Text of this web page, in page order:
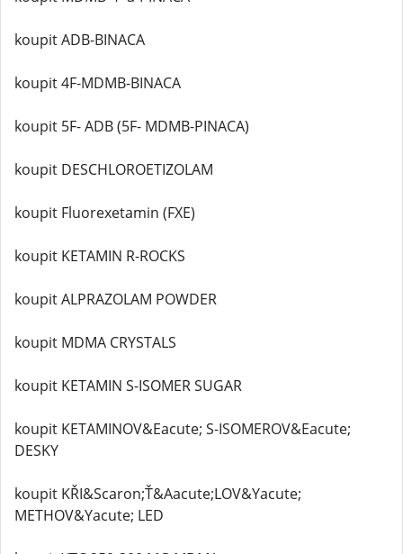
koupit ADB-BINACA
koupit 4F-MDMB-BINACA
koupit 5F- ADB (5F- MDMB-PINACA)
koupit DESCHLOROETIZOLAM
koupit Fluorexetamin (FXE)
koupit KETAMIN R-ROCKS
koupit ALPRAZOLAM POWDER
koupit MDMA CRYSTALS
koupit KETAMIN S-ISOMER SUGAR
koupit KETAMINOV&Eacute; S-ISOMEROV&Eacute;
DESKY
koupit KŘI&Scaron;Ť&Aacute;LOV&Yacute;
METHOV&Yacute; LED